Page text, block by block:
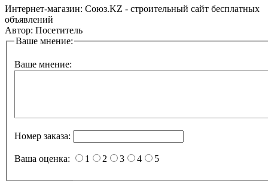
Интернет-магазин: Союз.KZ - строительный сайт бесплатных
объявлений
Автор: Посетитель
Ваше мнение:
Ваше мнение:
Номер заказа:
Ваша оценка: 1 2 3 4 5